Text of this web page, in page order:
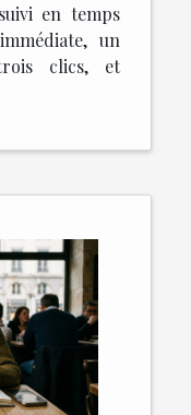
en temps
un
clics, et